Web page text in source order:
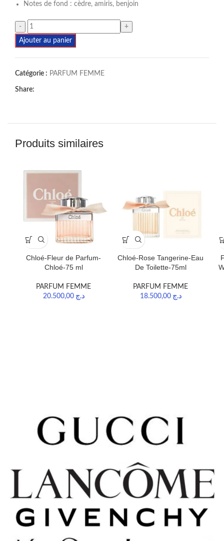
Notes de fond : cèdre, amiris, benjoin
Ajouter au panier
Catégorie : PARFUM FEMME
Share:
Produits similaires
Chloé-Fleur de Parfum-
Chloé-75 ml
PARFUM FEMME
د.ج 20.500,00
Chloé-Rose Tangerine-Eau
De Toilette-75ml
PARFUM FEMME
د.ج 18.500,00